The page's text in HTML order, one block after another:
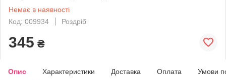
Немає в наявності
Код: 009934
Роздріб
345 ₴
Опис Характеристики Доставка Оплата Умови